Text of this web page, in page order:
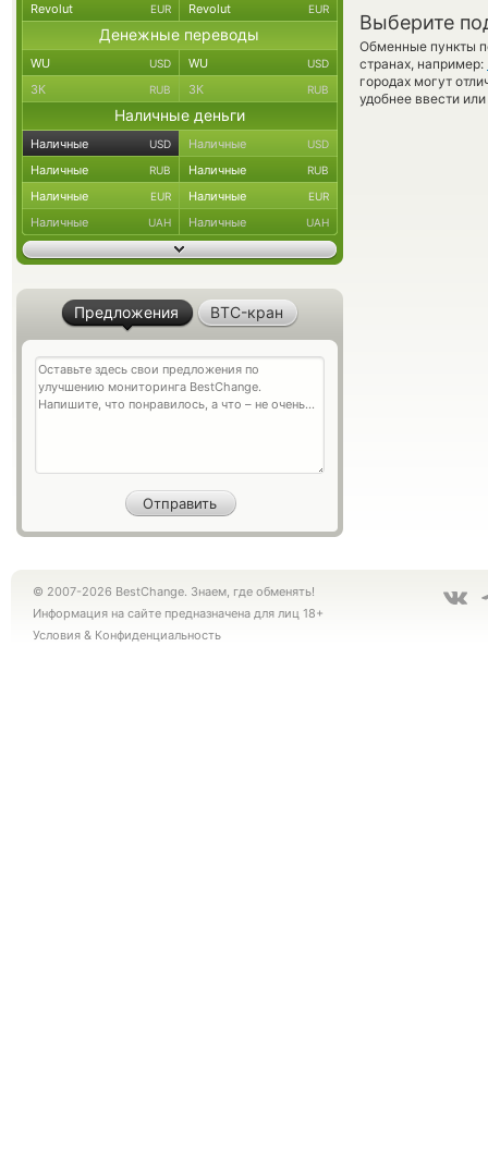
Выберите
Обменные пункты
странах, например:
городах могут
удобнее ввести
Revolut EUR Revolut EUR
Денежные переводы
WU USD WU USD
ЗК RUB ЗК RUB
Наличные деньги
Наличные USD Наличные USD
Наличные RUB Наличные RUB
Наличные EUR Наличные EUR
Наличные UAH Наличные UAH
Предложения BTC-кран
© 2007-2026 BestChange. Знаем, где обменять!
Информация на сайте предназначена для лиц 18+
Условия & Конфиденциальность